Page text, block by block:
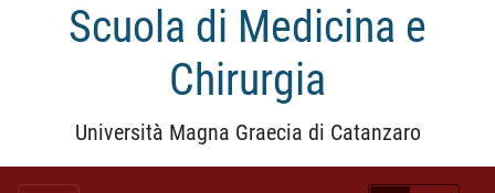
Scuola di Medicina e
Chirurgia
Università Magna Graecia di Catanzaro